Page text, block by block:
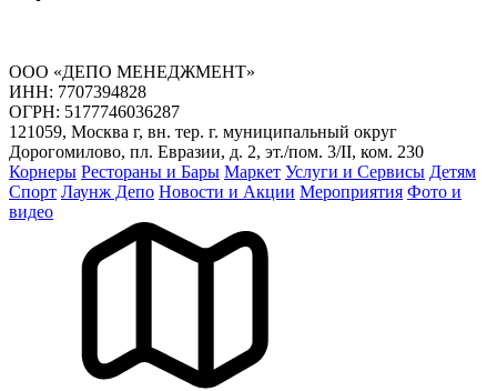
ООО «ДЕПО МЕНЕДЖМЕНТ»
ИНН: 7707394828
ОГРН: 5177746036287
121059, Москва г, вн. тер. г. муниципальный округ
Дорогомилово, пл. Евразии, д. 2, эт./пом. 3/II, ком. 230
Корнеры Рестораны и Бары Маркет Услуги и Сервисы Детям
Спорт Лаунж Депо Новости и Акции Мероприятия Фото и
видео